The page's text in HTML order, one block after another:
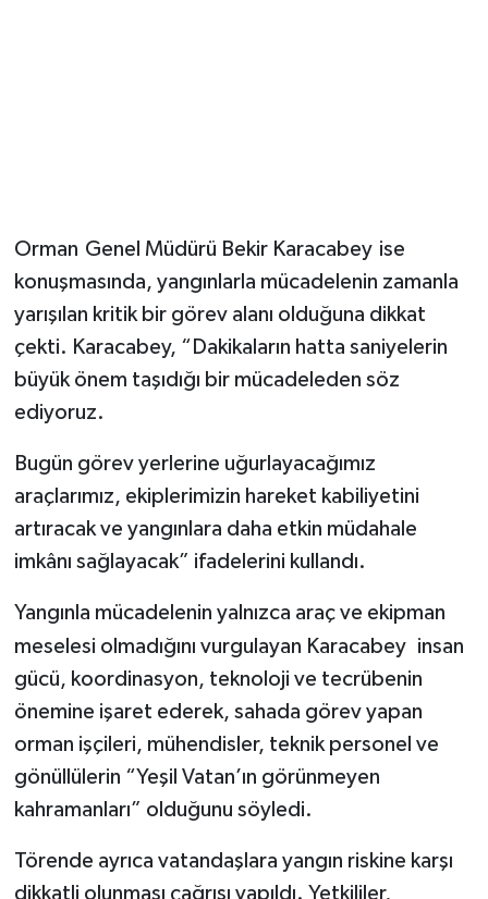
Orman Genel Müdürü Bekir Karacabey ise
konuşmasında, yangınlarla mücadelenin zamanla
yarışılan kritik bir görev alanı olduğuna dikkat
çekti. Karacabey, “Dakikaların hatta saniyelerin
büyük önem taşıdığı bir mücadeleden söz
ediyoruz.
Bugün görev yerlerine uğurlayacağımız
araçlarımız, ekiplerimizin hareket kabiliyetini
artıracak ve yangınlara daha etkin müdahale
imkânı sağlayacak” ifadelerini kullandı.
Yangınla mücadelenin yalnızca araç ve ekipman
meselesi olmadığını vurgulayan Karacabey,insan
gücü, koordinasyon, teknoloji ve tecrübenin
önemine işaret ederek, sahada görev yapan
orman işçileri, mühendisler, teknik personel ve
gönüllülerin “Yeşil Vatan’ın görünmeyen
kahramanları” olduğunu söyledi.